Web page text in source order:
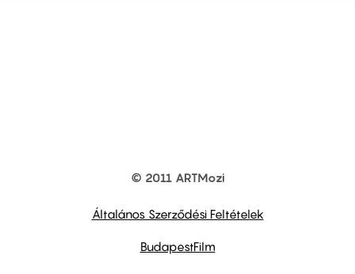
© 2011 ARTMozi
Általános Szerződési Feltételek
BudapestFilm